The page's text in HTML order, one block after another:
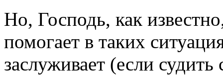
Но, Господь, как
помогает в таких
заслуживает (если